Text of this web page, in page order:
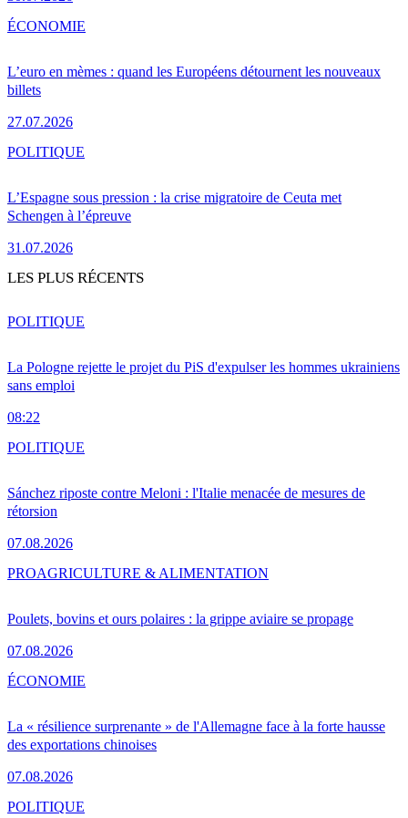
L’euro en mèmes : quand les Européens détournent les nouveaux
billets
27.07.2026
ÉCONOMIE
L’Espagne sous pression : la crise migratoire de Ceuta met
Schengen à l’épreuve
31.07.2026
POLITIQUE
LES PLUS RÉCENTS
La Pologne rejette le projet du PiS d'expulser les hommes ukrainiens
sans emploi
08:22
POLITIQUE
Sánchez riposte contre Meloni : l'Italie menacée de mesures de
rétorsion
07.08.2026
POLITIQUE
Poulets, bovins et ours polaires : la grippe aviaire se propage
07.08.2026
PROAGRICULTURE & ALIMENTATION
La « résilience surprenante » de l'Allemagne face à la forte hausse
des exportations chinoises
07.08.2026
ÉCONOMIE
POLITIQUE